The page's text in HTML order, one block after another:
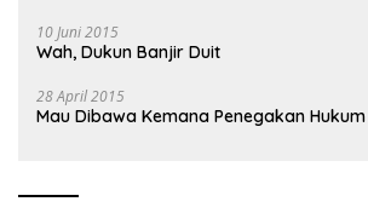
10 Juni 2015
Wah, Dukun Banjir Duit
28 April 2015
Mau Dibawa Kemana Penegakan